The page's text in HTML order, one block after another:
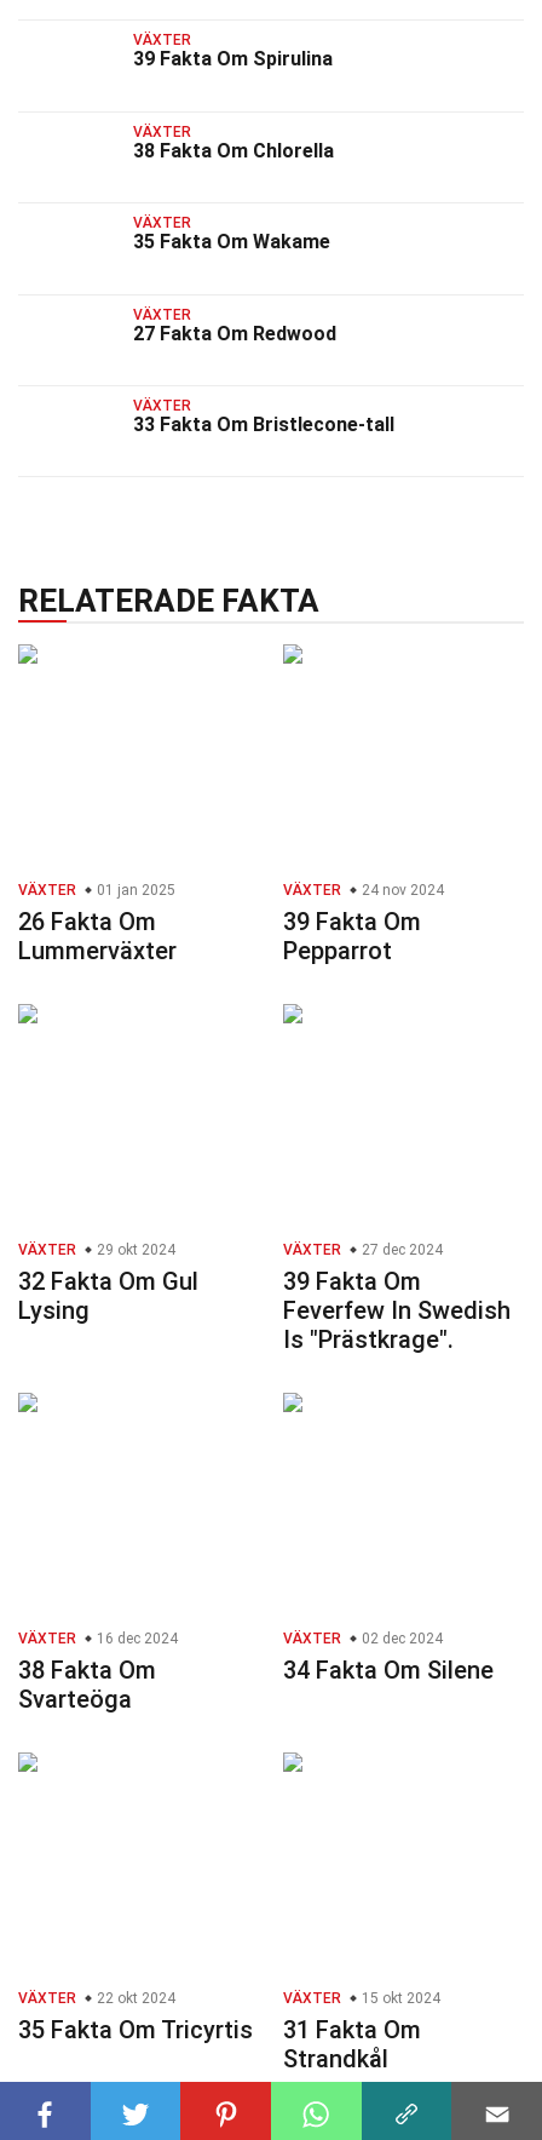
VÄXTER
39 Fakta Om Spirulina
VÄXTER
38 Fakta Om Chlorella
VÄXTER
35 Fakta Om Wakame
VÄXTER
27 Fakta Om Redwood
VÄXTER
33 Fakta Om Bristlecone-tall
RELATERADE FAKTA
VÄXTER 01 jan 2025
26 Fakta Om
Lummerväxter
VÄXTER 24 nov 2024
39 Fakta Om
Pepparrot
VÄXTER 29 okt 2024
32 Fakta Om Gul
Lysing
VÄXTER 27 dec 2024
39 Fakta Om
Feverfew In Swedish
Is "Prästkrage".
VÄXTER 16 dec 2024
38 Fakta Om
Svarteöga
VÄXTER 02 dec 2024
34 Fakta Om Silene
VÄXTER 22 okt 2024
35 Fakta Om Tricyrtis
VÄXTER 15 okt 2024
31 Fakta Om
Strandkål